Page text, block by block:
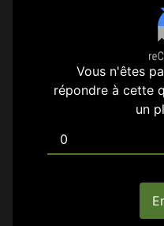
Vous n'êtes
répondre à cette
un